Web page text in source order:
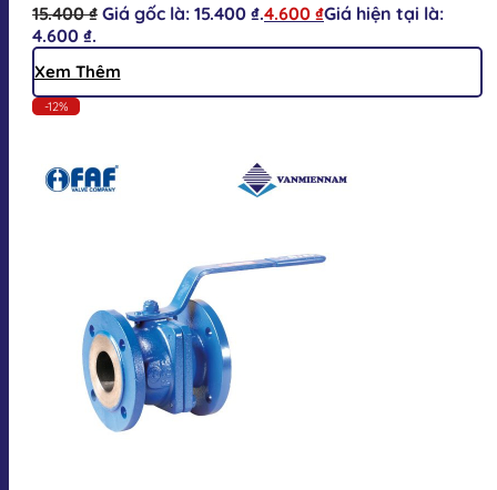
15.400₫ Giá gốc là: 15.400 ₫.4.600 ₫Giá hiện tại là:
4.600 ₫.
Xem Thêm
-12%